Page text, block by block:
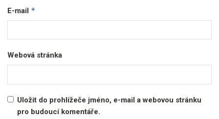
E-mail *
Webová stránka
Uložit do prohlížeče jméno, e-mail a webovou stránku
pro budoucí komentáře.